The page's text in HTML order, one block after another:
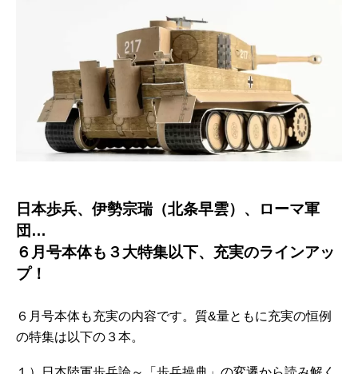
日本歩兵、伊勢宗瑞（北条早雲）、ローマ軍
団…
６月号本体も３大特集以下、充実のラインアッ
プ！
６月号本体も充実の内容です。質&量ともに充実の恒例
の特集は以下の３本。